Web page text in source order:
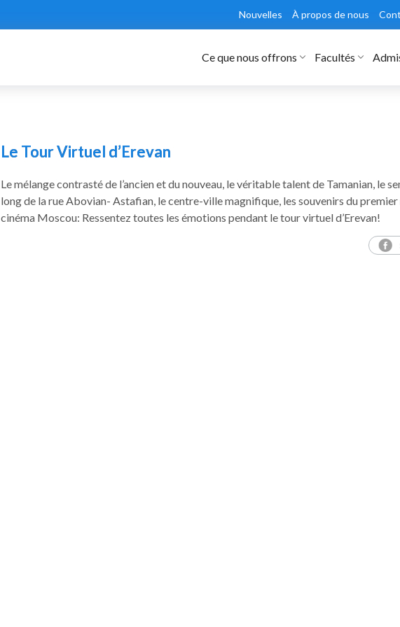
Nouvelles À propos de nous
Ce que nous offrons Facultés
Le Tour Virtuel d’Erevan
Le mélange contrasté de l’ancien et du nouveau, le véritable talent de Tamanian, le
long de la rue Abovian- Astafian, le centre-ville magnifique, les souvenirs du
cinéma Moscou: Ressentez toutes les émotions pendant le tour virtuel d’Erevan!